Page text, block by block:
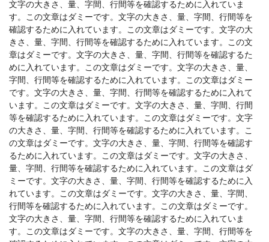
文字の大きさ、量、字間、行間等を確認するために入れていま
す。この文章はダミーです。文字の大きさ、量、字間、行間等を
確認するために入れています。この文章はダミーです。文字の大
きさ、量、字間、行間等を確認するために入れています。この文
章はダミーです。文字の大きさ、量、字間、行間等を確認するた
めに入れています。この文章はダミーです。文字の大きさ、量、
字間、行間等を確認するために入れています。この文章はダミー
です。文字の大きさ、量、字間、行間等を確認するために入れて
います。この文章はダミーです。文字の大きさ、量、字間、行間
等を確認するために入れています。この文章はダミーです。文字
の大きさ、量、字間、行間等を確認するために入れています。こ
の文章はダミーです。文字の大きさ、量、字間、行間等を確認す
るために入れています。この文章はダミーです。文字の大きさ、
量、字間、行間等を確認するために入れています。この文章はダ
ミーです。文字の大きさ、量、字間、行間等を確認するために入
れています。この文章はダミーです。文字の大きさ、量、字間、
行間等を確認するために入れています。この文章はダミーです。
文字の大きさ、量、字間、行間等を確認するために入れていま
す。この文章はダミーです。文字の大きさ、量、字間、行間等を